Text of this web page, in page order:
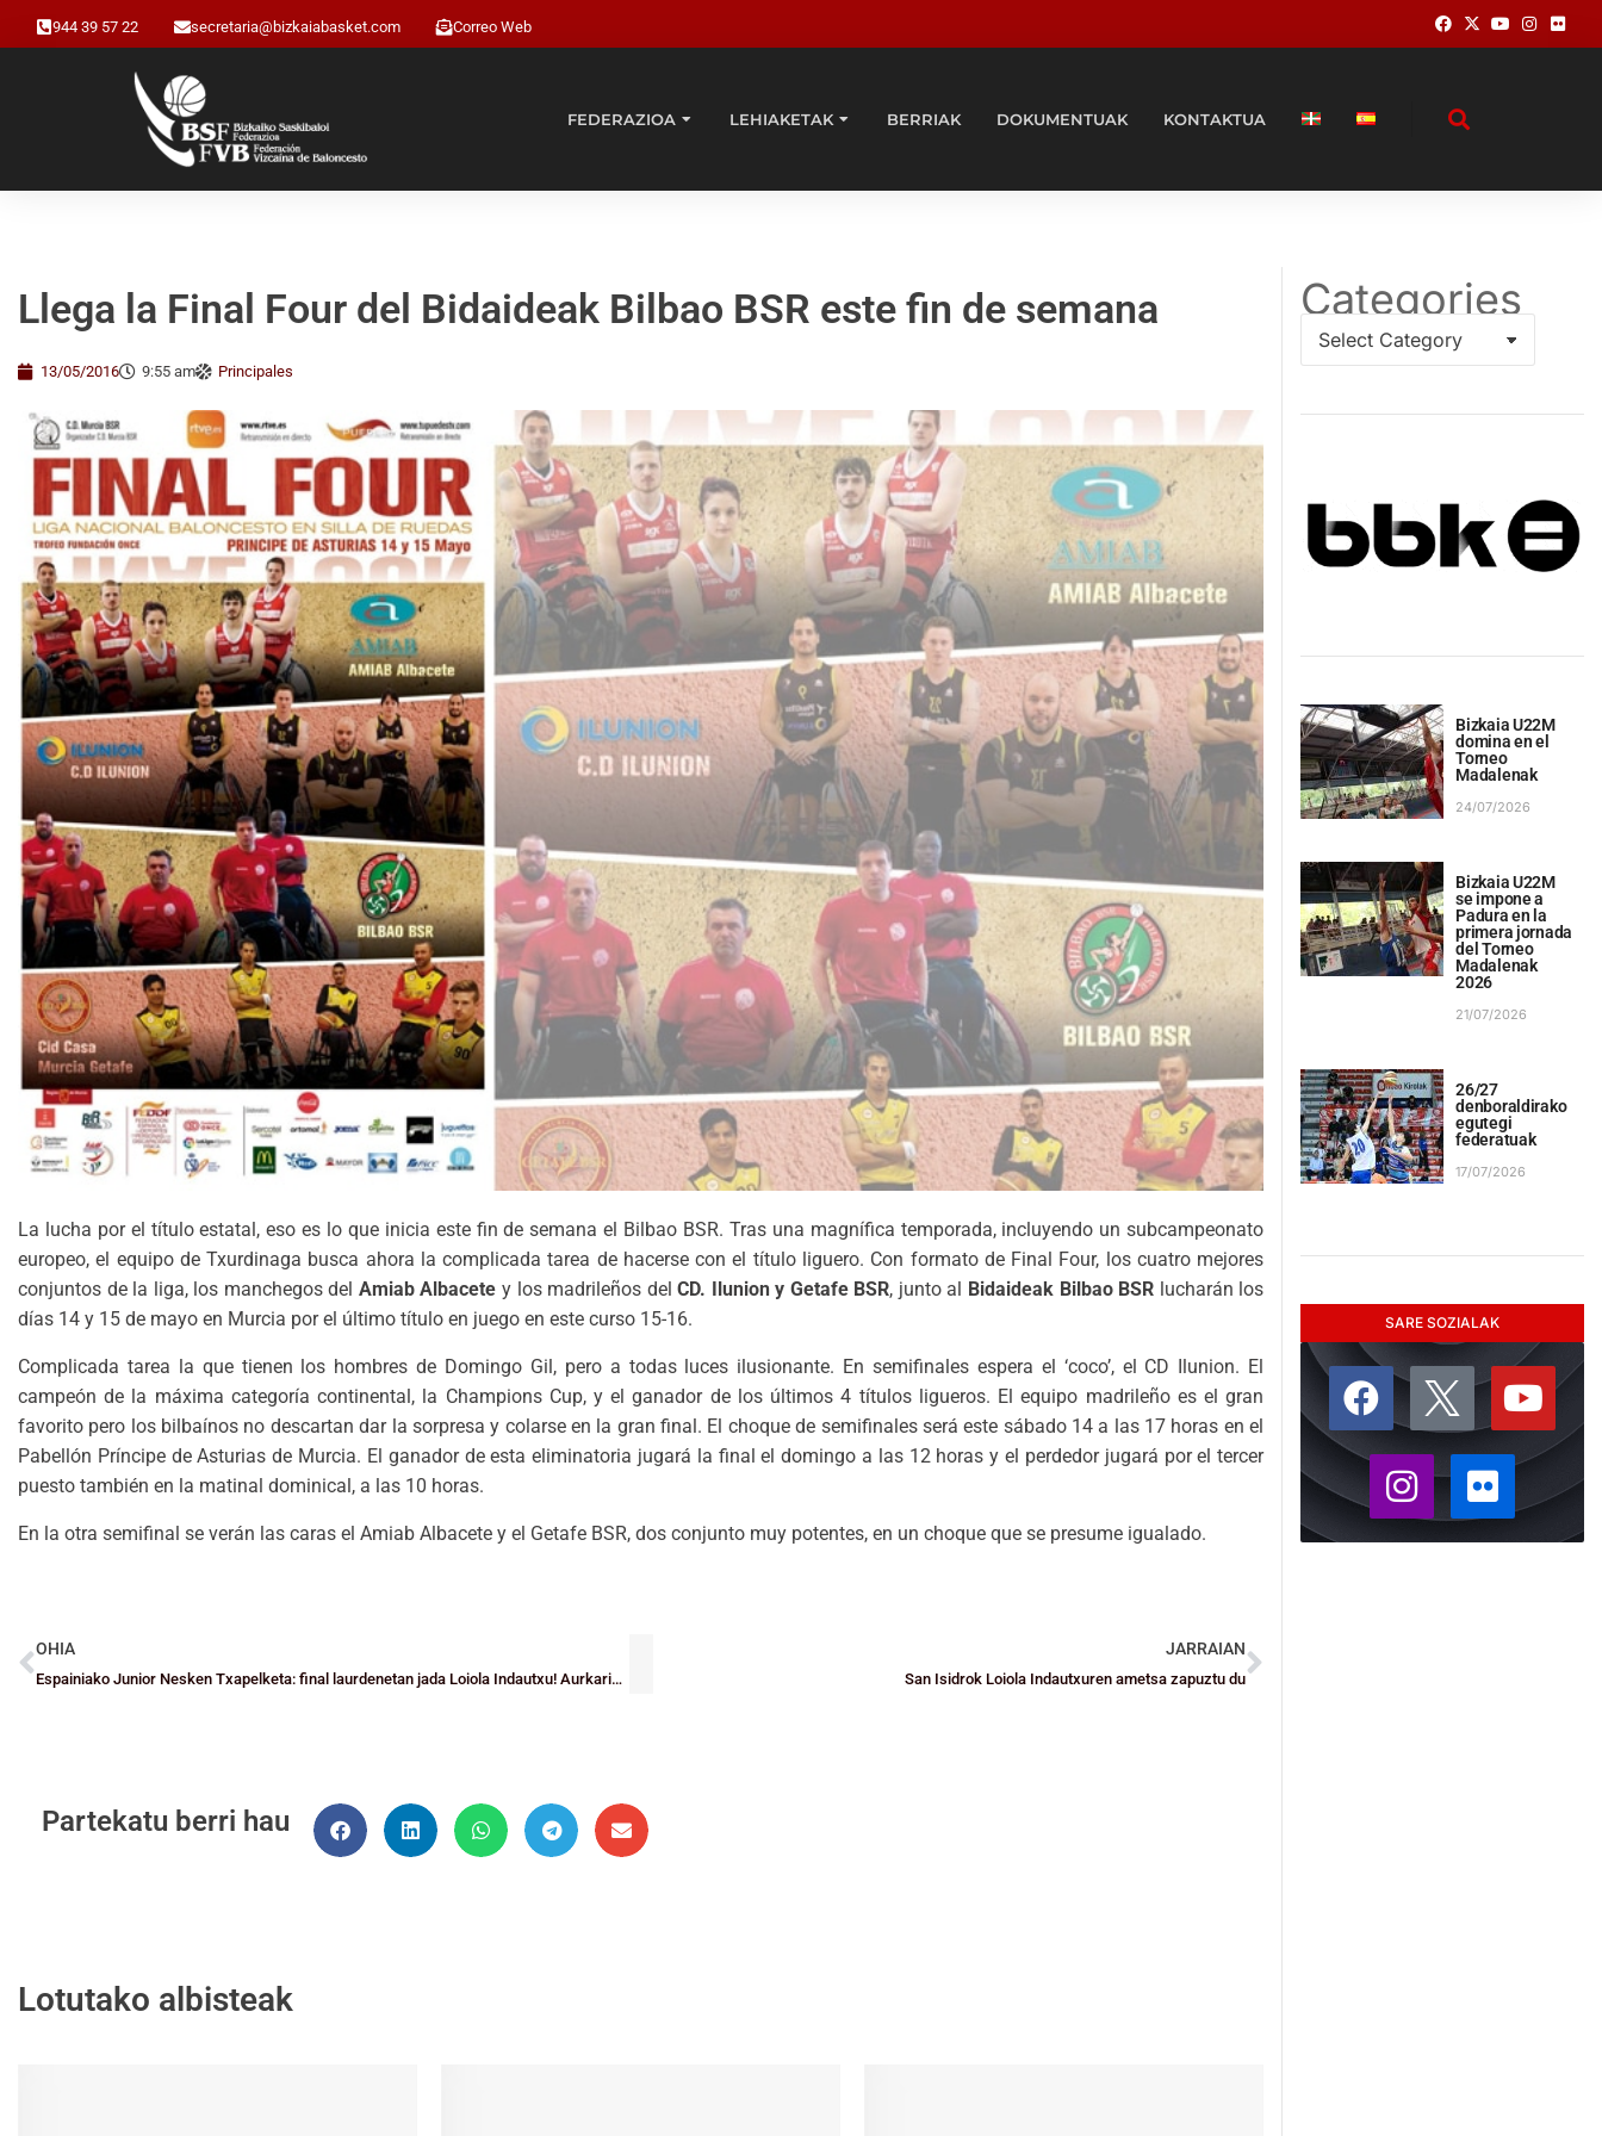
944 39 57 22 secretaria@bizkaiabasket.com Correo Web
FEDERAZIOA LEHIAKETAK BERRIAK DOKUMENTUAK KONTAKTUA
Llega la Final Four del Bidaideak Bilbao BSR este fin de semana
13/05/2016 9:55 am Principales
La lucha por el título estatal, eso es lo que inicia este fin de semana el Bilbao BSR. Tras una magnífica temporada, incluyendo un subcampeonato
europeo, el equipo de Txurdinaga busca ahora la complicada tarea de hacerse con el título liguero. Con formato de Final Four, los cuatro mejores
conjuntos de la liga, los manchegos del Amiab Albacete y los madrileños delCD. Ilunion y Getafe BSR, junto al Bidaideak Bilbao BSR lucharán los
días 14 y 15 de mayo en Murcia por el último título en juego en este curso 15-16.
Complicada tarea la que tienen los hombres de Domingo Gil, pero a todas luces ilusionante. En semifinales espera el ‘coco’, el CD Ilunion. El
campeón de la máxima categoría continental, la Champions Cup, y el ganador de los últimos 4 títulos ligueros. El equipo madrileño es el gran
favorito pero los bilbaínos no descartan dar la sorpresa y colarse en la gran final. El choque de semifinales será este sábado 14 a las 17 horas en el
Pabellón Príncipe de Asturias de Murcia. El ganador de esta eliminatoria jugará la final el domingo a las 12 horas y el perdedor jugará por el tercer
puesto también en la matinal dominical, a las 10 horas.
En la otra semifinal se verán las caras el Amiab Albacete y el Getafe BSR, dos conjunto muy potentes, en un choque que se presume igualado.
OHIA
Espainiako Junior Nesken Txapelketa: final laurdenetan jada Loiola Indautxu! Aurkaria, San Isidro A
JARRAIAN
San Isidrok Loiola Indautxuren ametsa zapuztu du
Partekatu berri hau
Lotutako albisteak
Categories
Bizkaia U22M
domina en el
Torneo
Madalenak
24/07/2026
Bizkaia U22M
se impone a
Padura en la
primera jornada
del Torneo
Madalenak
2026
21/07/2026
26/27
denboraldirako
egutegi
federatuak
17/07/2026
SARE SOZIALAK